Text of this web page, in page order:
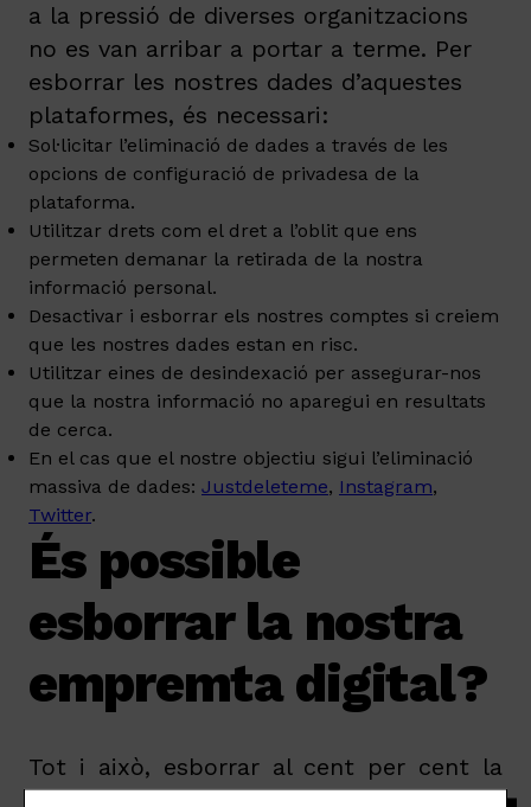
a la pressió de diverses organitzacions
no es van arribar a portar a terme. Per
esborrar les nostres dades d’aquestes
plataformes, és necessari:
Sol·licitar l’eliminació de dades a través de les
opcions de configuració de privadesa de la
plataforma.
Utilitzar drets com el dret a l’oblit que ens
permeten demanar la retirada de la nostra
informació personal.
Desactivar i esborrar els nostres comptes si creiem
que les nostres dades estan en risc.
Utilitzar eines de desindexació per assegurar-nos
que la nostra informació no aparegui en resultats
de cerca.
En el cas que el nostre objectiu sigui l’eliminació
massiva de dades: Justdeleteme, Instagram,
Twitter.
És possible
esborrar la nostra
empremta digital?
Tot i això, esborrar al cent per cent la